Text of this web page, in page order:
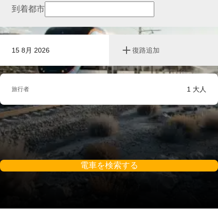
15 8月 2026 復路追加
到着都市
旅行者 1 大人
電車を検索する